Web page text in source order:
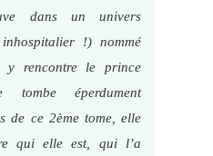
dans un univers
!) nommé
y rencontre le prince
éperdument
de ce 2ème tome, elle
qui elle est, qui l’a